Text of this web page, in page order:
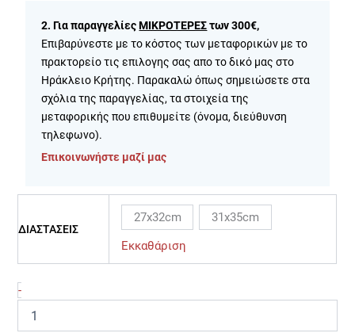
2. Για παραγγελίεςΜΙΚΡΟΤΕΡΕΣτων 300€,
Επιβαρύνεστε με το κόστος των μεταφορικών με το
πρακτορείο τις επιλογης σας απο το δικό μας στο
Ηράκλειο Κρήτης. Παρακαλώ όπως σημειώσετε στα
σχόλια της παραγγελίας, τα στοιχεία της
μεταφορικής που επιθυμείτε (όνομα, διεύθυνση
τηλεφωνο).
Επικοινωνήστε μαζί μας
ΔΙΑΣΤΑΣΕΙΣ
27x32cm
31x35cm
Εκκαθάριση
-